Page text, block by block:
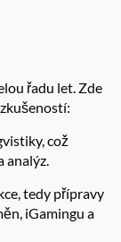
řadu let. Zde
což
analýz.
tedy přípravy
iGamingu a